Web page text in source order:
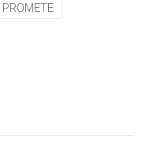
PROMETE